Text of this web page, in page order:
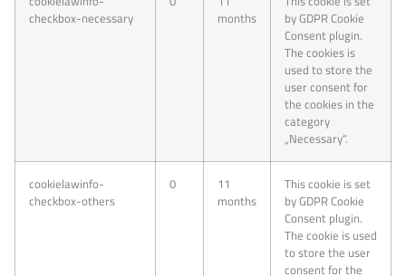
checkbox-necessary months by GDPR Cookie
Consent plugin.
The cookies is
used to store the
user consent for
the cookies in the
category
„Necessary“.
cookielawinfo-
checkbox-others
0 11
months
This cookie is set
by GDPR Cookie
Consent plugin.
The cookie is used
to store the user
consent for the